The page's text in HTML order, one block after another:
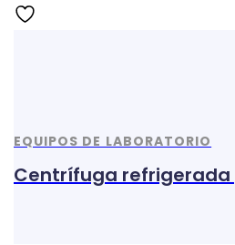
EQUIPOS DE LABORATORIO
Centrífuga refrigerada